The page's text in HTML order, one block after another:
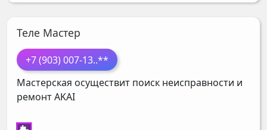
Теле Мастер
+7 (903) 007-13..**
Мастерская осуществит поиск неисправности и
ремонтAKAI